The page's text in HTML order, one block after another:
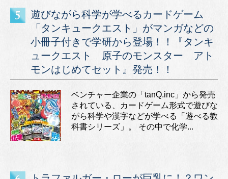
遊びながら科学が学べるカードゲーム
「タンキュークエスト」がマンガなどの
小冊子付きで学研から登場！！『タンキ
ュークエスト 原子のモンスター アト
モンはじめてセット』発売！！
ベンチャー企業の「tanQ.inc」から発売
されている、カードゲーム形式で遊びな
がら科学や漢字などが学べる「遊べる教
科書シリーズ」。 その中で化学...